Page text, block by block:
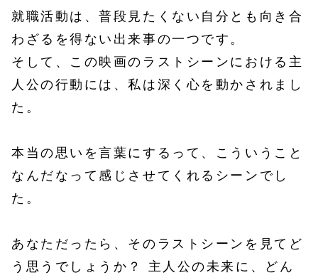
就職活動は、普段見たくない自分とも向き合
わざるを得ない出来事の一つです。
そして、この映画のラストシーンにおける主
人公の行動には、私は深く心を動かされまし
た。
本当の思いを言葉にするって、こういうこと
なんだなって感じさせてくれるシーンでし
た。
あなただったら、そのラストシーンを見てど
う思うでしょうか？ 主人公の未来に、どん